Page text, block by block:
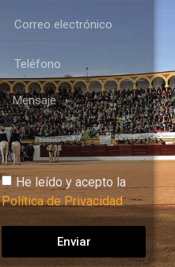
He leído y acepto la
Política de Privacidad
Enviar